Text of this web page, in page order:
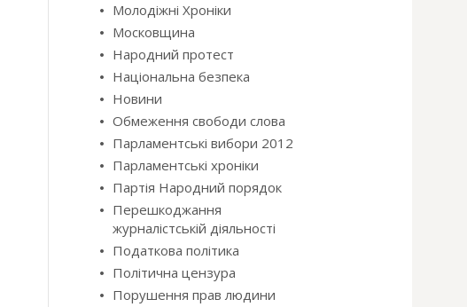
Молодіжні Хроніки
Московщина
Народний протест
Національна безпека
Новини
Обмеження свободи слова
Парламентські вибори 2012
Парламентські хроніки
Партія Народний порядок
Перешкоджання
журналістській діяльності
Податкова політика
Політична цензура
Порушення прав людини